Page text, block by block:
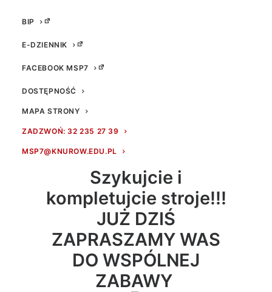
BIP
E-DZIENNIK
FACEBOOK MSP7
DOSTĘPNOŚĆ
MAPA STRONY
ZADZWOŃ: 32 235 27 39
MSP7@KNUROW.EDU.PL
Zbliża się kolejny Fes
tiwal Kolorów!!!
Szykujcie i
kompletujcie stroje!!!
JUŻ DZIŚ
ZAPRASZAMY WAS
DO WSPÓLNEJ
ZABAWY